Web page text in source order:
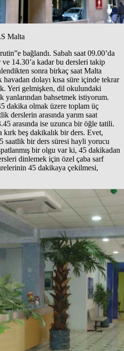
Malta
bağlandı. Sabah saat 09.00’da
14.30’a kadar bu dersleri takip
sonra birkaç saat Malta
dolayı kısa süre içinde tekrar
Yeri gelmişken, dil okulundaki
yanlarından bahsetmek istiyorum.
dakika olmak üzere toplam üç
derslerin arasında yarım saat
arasında ise uzunca bir öğle tatili.
kırk beş dakikalık bir ders. Evet,
saatlik bir ders süresi hayli yorucu
bir olgu var ki, 45 dakikadan
dinlemek için özel çaba sarf
45 dakikaya çekilmesi,